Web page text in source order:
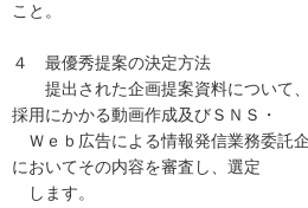
こと。
４ 最優秀提案の決定方法
提出された企画提案資料について、
採用にかかる動画作成及びＳＮＳ・
Ｗｅｂ広告による情報発信業務委託
においてその内容を審査し、選定
します。